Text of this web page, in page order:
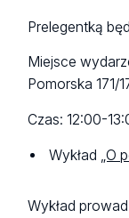
Prelegentką
Miejsce
Pomorska 171/
Czas: 12:00-
Wykład „O
Wykład